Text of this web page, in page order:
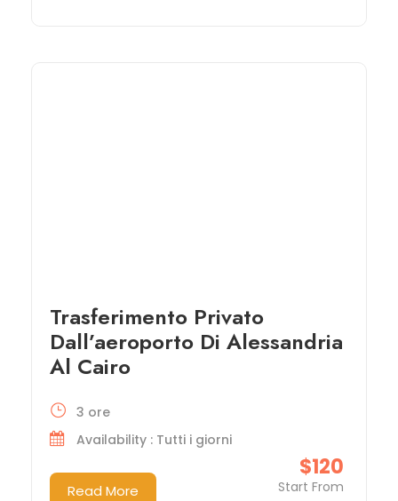
Trasferimento Privato
Dall’aeroporto Di Alessandria
Al Cairo
$120
Start From
3 ore
Availability : Tutti i giorni
Read More